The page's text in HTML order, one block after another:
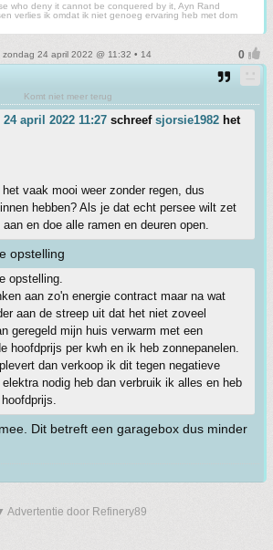
who deny it cannot be conquered by it, Ayn Rand
verlies ik omdat ik niet genoeg ervaring heb met dom
zondag 24 april 2022 @ 11:32 • 14
Komt niet meer terug
april 2022 11:27 schreef sjorsie1982 het
vaak mooi weer zonder regen, dus
hebben? Als je dat echt persee wilt zet
en doe alle ramen en deuren open.
opstelling
opstelling.
aan zo'n energie contract maar na wat
aan de streep uit dat het niet zoveel
geregeld mijn huis verwarm met een
hoofdprijs per kwh en ik heb zonnepanelen.
dan verkoop ik dit tegen negatieve
nodig heb dan verbruik ik alles en heb
Dit betreft een garagebox dus minder
Advertentie door Refinery89